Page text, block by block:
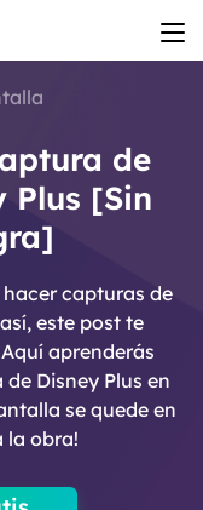
de
Plus [Sin
capturas de
este post te
aprenderás
Disney Plus en
se quede en
la obra!